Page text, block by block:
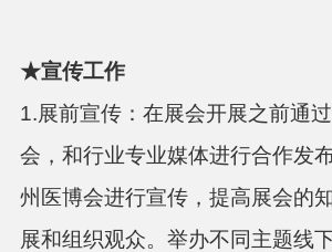
★宣传工作
1.展前宣传：在展会开展之前通
会，和行业专业媒体进行合作发
州医博会进行宣传，提高展会的
展和组织观众。举办不同主题线